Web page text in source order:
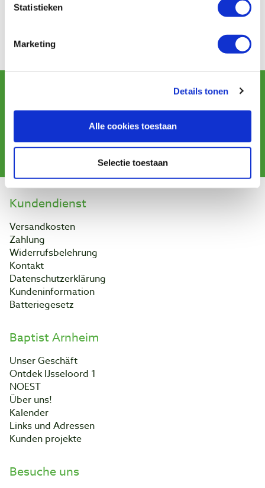
Statistieken
Marketing
Details tonen
Alle cookies toestaan
Selectie toestaan
Shops hat Maßnahmen ergriffen, um sicherzustellen,
Mehr
Abonnieren
Kundendienst
Versandkosten
Zahlung
Widerrufsbelehrung
Kontakt
Datenschutzerklärung
Kundeninformation
Batteriegesetz
Baptist Arnheim
Unser Geschäft
Ontdek IJsseloord 1
NOEST
Über uns!
Kalender
Links und Adressen
Kunden projekte
Besuche uns